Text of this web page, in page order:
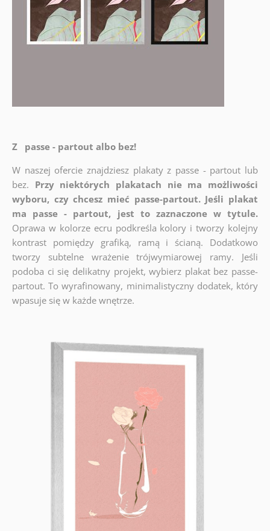
Z passe - partout albo bez!
W naszej ofercie znajdziesz plakaty z passe - partout lub
bez. Przy niektórych plakatach nie ma możliwości
wyboru, czy chcesz mieć passe-partout. Jeśli plakat
ma passe - partout, jest to zaznaczone w tytule.
Oprawa w kolorze ecru podkreśla kolory i tworzy kolejny
kontrast pomiędzy grafiką, ramą i ścianą. Dodatkowo
tworzy subtelne wrażenie trójwymiarowej ramy. Jeśli
podoba ci się delikatny projekt, wybierz plakat bez passe-
partout. To wyrafinowany, minimalistyczny dodatek, który
wpasuje się w każde wnętrze.